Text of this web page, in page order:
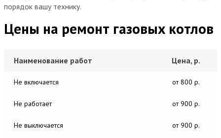
порядок вашу технику.
Цены на ремонт газовых котлов
Наименование работ Цена, р.
Не включается от 800 р.
Не работает от 900 р.
Не выключается от 900 р.